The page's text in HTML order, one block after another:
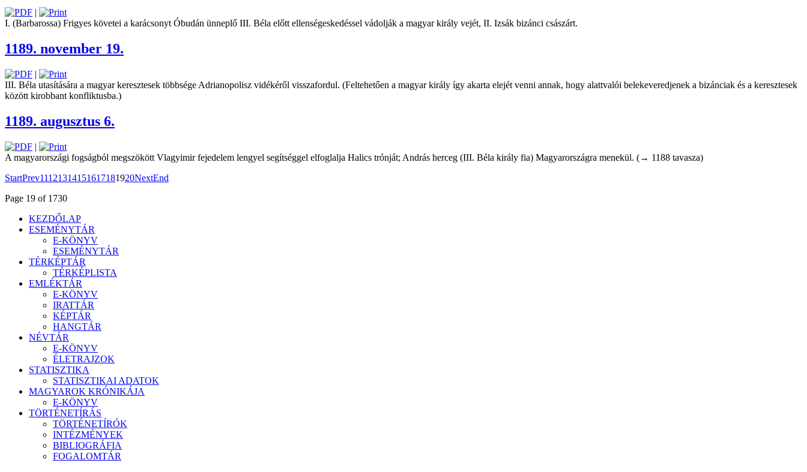
|
I. (Barbarossa) Frigyes követei a karácsonyt Óbudán ünneplő III. Béla előtt ellenségeskedéssel vádolják a magyar király vejét, II. Izsák bizánci császárt.
1189. november 19.
|
III. Béla utasítására a magyar keresztesek többsége Adrianopolisz vidékéről visszafordul. (Feltehetően a magyar király így akarta elejét venni annak, hogy alattvalói belekeveredjenek a bizánciak és a keresztesek
között kirobbant ­konf­liktusba.)
1189. augusztus 6.
|
A magyarországi fogságból megszökött Vlagyimir fejedelem lengyel segítséggel elfoglalja Halics trónját; András herceg (III. Béla király fia) ­Magyar­országra menekül. (→ 1188 tavasza)
StartPrev11121314151617181920NextEnd
Page 19 of 1730
KEZDŐLAP
ESEMÉNYTÁR
E-KÖNYV
ESEMÉNYTÁR
TÉRKÉPTÁR
TÉRKÉPLISTA
EMLÉKTÁR
E-KÖNYV
IRATTÁR
KÉPTÁR
HANGTÁR
NÉVTÁR
E-KÖNYV
ÉLETRAJZOK
STATISZTIKA
STATISZTIKAI ADATOK
MAGYAROK KRÓNIKÁJA
E-KÖNYV
TÖRTÉNETÍRÁS
TÖRTÉNETÍRÓK
INTÉZMÉNYEK
BIBLIOGRÁFIA
FOGALOMTÁR